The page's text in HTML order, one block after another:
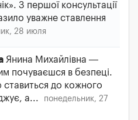
З першої консультації
уважне ставлення
28 июля
Янина Михайлівна —
почуваєшся в безпеці.
до кожного
а...
понедельник, 27